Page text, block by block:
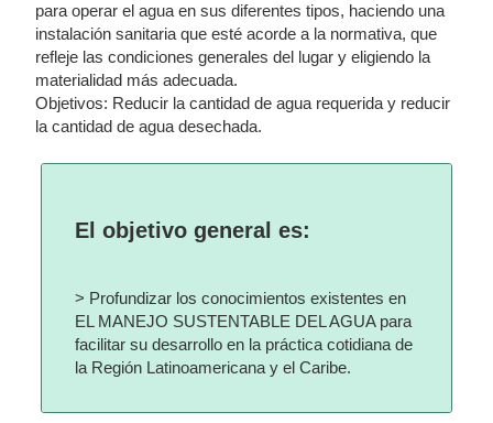
para operar el agua en sus diferentes tipos, haciendo una
instalación sanitaria que esté acorde a la normativa, que
refleje las condiciones generales del lugar y eligiendo la
materialidad más adecuada.
Objetivos: Reducir la cantidad de agua requerida y reducir
la cantidad de agua desechada.
El objetivo general es:
> Profundizar los conocimientos existentes en
EL MANEJO SUSTENTABLE DEL AGUA para
facilitar su desarrollo en la práctica cotidiana de
la Región Latinoamericana y el Caribe.